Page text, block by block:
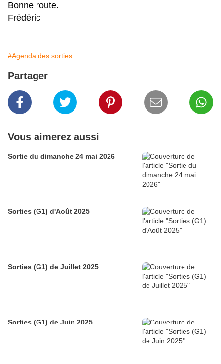
Bonne route.
Frédéric
#Agenda des sorties
Partager
Vous aimerez aussi
Sortie du dimanche 24 mai 2026
Sorties (G1) d'Août 2025
Sorties (G1) de Juillet 2025
Sorties (G1) de Juin 2025